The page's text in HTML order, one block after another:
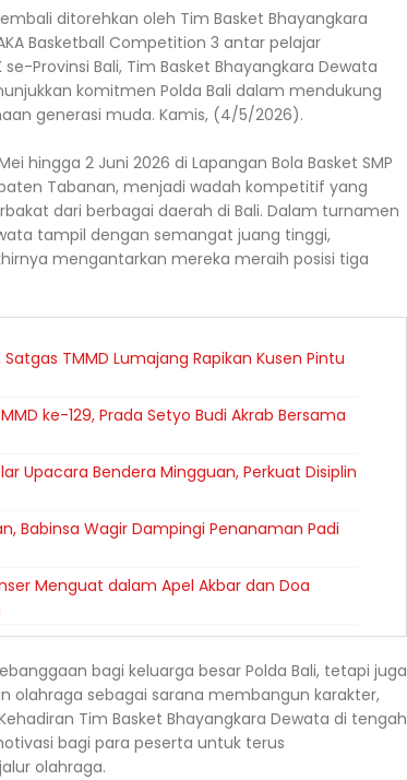
ditorehkan oleh Tim Basket Bhayangkara
Basketball Competition 3 antar pelajar
Provinsi Bali, Tim Basket Bhayangkara Dewata
komitmen Polda Bali dalam mendukung
generasi muda. Kamis, (4/5/2026).
hingga 2 Juni 2026 di Lapangan Bola Basket SMP
Tabanan, menjadi wadah kompetitif yang
dari berbagai daerah di Bali. Dalam turnamen
tampil dengan semangat juang tinggi,
mengantarkan mereka meraih posisi tiga
Satgas TMMD Lumajang Rapikan Kusen Pintu
ke-129, Prada Setyo Budi Akrab Bersama
Upacara Bendera Mingguan, Perkuat Disiplin
Babinsa Wagir Dampingi Penanaman Padi
Menguat dalam Apel Akbar dan Doa
bagi keluarga besar Polda Bali, tetapi juga
olahraga sebagai sarana membangun karakter,
Tim Basket Bhayangkara Dewata di tengah
bagi para peserta untuk terus
olahraga.